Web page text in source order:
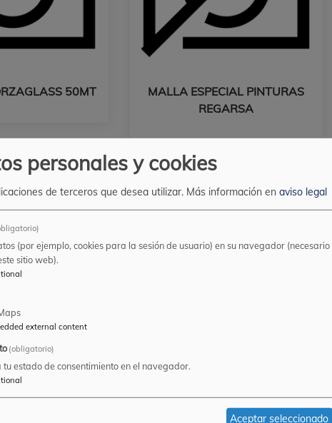
50MT
MALLA ESPECIAL PINTURAS
REGARSA
OVALDINE ELASTIC
personales y cookies
de terceros que desea utilizar. Más información en aviso legal
(por ejemplo, cookies para la sesión de usuario) en su navegador (necesario
sitio web).
external content
(obligatorio)
estado de consentimiento en el navegador.
Aceptar seleccionado